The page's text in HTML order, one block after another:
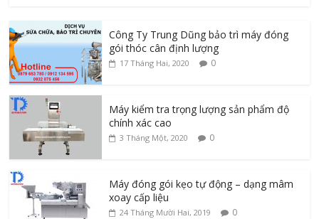
Công Ty Trung Dũng bảo trì máy đóng
gói thóc cân định lượng
17 Tháng Hai, 2020 0
Máy kiểm tra trọng lượng sản phẩm độ
chính xác cao
3 Tháng Một, 2020 0
Máy đóng gói kẹo tự động – dạng mâm
xoay cấp liệu
24 Tháng Mười Hai, 2019 0